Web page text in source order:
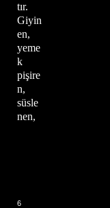
tır.
Giyin
en,
yeme
k
pişire
n,
süsle
nen,
6